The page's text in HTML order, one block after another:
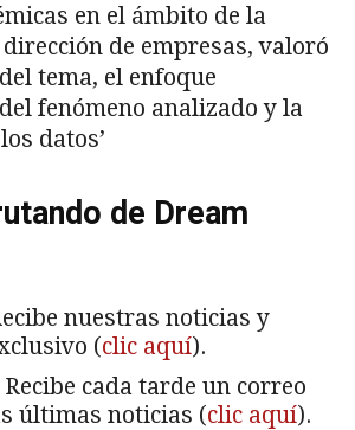
en el ámbito de la
de empresas, valoró
tema, el enfoque
fenómeno analizado y la
datos’
de Dream
nuestras noticias y
(clic aquí).
Recibe cada tarde un correo
últimas noticias (clic aquí).